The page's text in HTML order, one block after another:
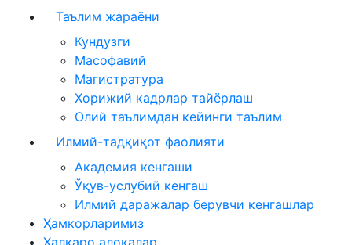
Таълим жараёни
Кундузги
Масофавий
Магистратура
Хорижий кадрлар тайёрлаш
Олий таълимдан кейинги таълим
Илмий-тадқиқот фаолияти
Академия кенгаши
Ўқув-услубий кенгаш
Илмий даражалар берувчи кенгашлар
Ҳамкорларимиз
Халқаро алоқалар